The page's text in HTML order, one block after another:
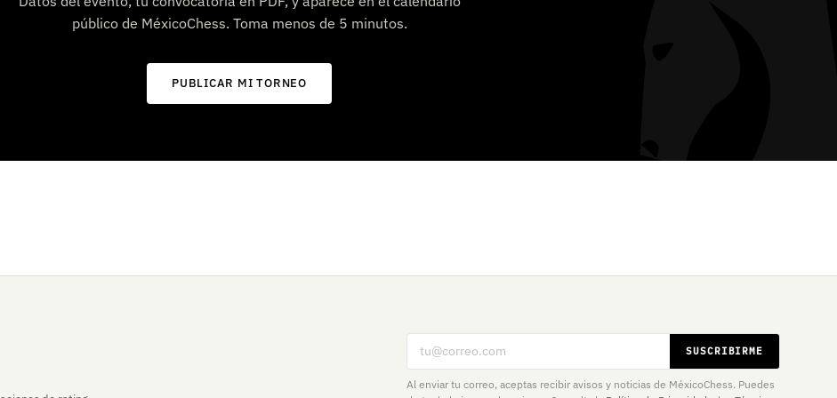
público de MéxicoChess. Toma menos de 5 minutos.
PUBLICAR MI TORNEO
Correo electrónico SUSCRIBIRME
Al enviar tu correo, aceptas recibir avisos y noticias de MéxicoChess. Puedes